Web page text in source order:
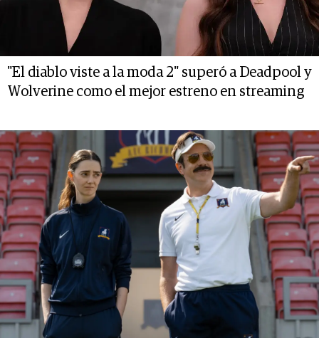
"El diablo viste a la moda 2" superó a Deadpool y
Wolverine como el mejor estreno en streaming